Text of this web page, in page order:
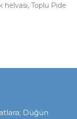
Toplu Pide
Düğün